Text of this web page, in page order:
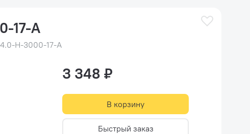
17-A
H-3000-17-A
3 348 ₽
В корзину
Быстрый заказ